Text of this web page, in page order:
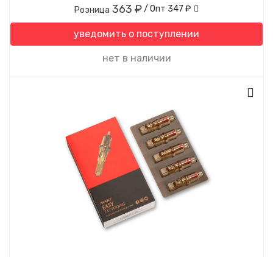
Розница 363 ₽/ Опт 347 ₽
уведомить о поступлении
нет в наличии